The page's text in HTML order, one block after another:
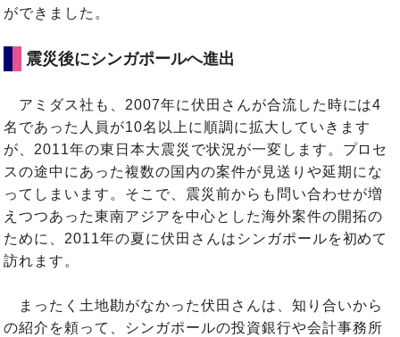
ができました。
震災後にシンガポールへ進出
アミダス社も、2007年に伏田さんが合流した時には4
名であった人員が10名以上に順調に拡大していきます
が、2011年の東日本大震災で状況が一変します。プロセ
スの途中にあった複数の国内の案件が見送りや延期にな
ってしまいます。そこで、震災前からも問い合わせが増
えつつあった東南アジアを中心とした海外案件の開拓の
ために、2011年の夏に伏田さんはシンガポールを初めて
訪れます。
まったく土地勘がなかった伏田さんは、知り合いから
の紹介を頼って、シンガポールの投資銀行や会計事務所